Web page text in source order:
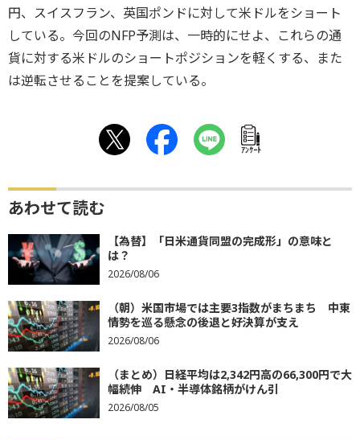
円、スイスフラン、英国ポンドに対して米ドルをショート
している。今回のNFP予測は、一時的にせよ、これらの通
貨に対する米ドルのショートポジションを軽くする、また
は逆転させることを提案している。
ｱﾝｹｰﾄ
あわせて読む
【為替】「日米通貨同盟の完成形」の意味と
は？
2026/08/06
（朝）米国市場では主要3指数がまちまち 中東
情勢を巡る懸念の後退と好決算が支え
2026/08/06
（まとめ）日経平均は2,342円高の66,300円で大
幅続伸 AI・半導体銘柄がけん引
2026/08/05